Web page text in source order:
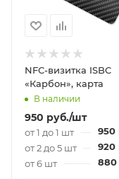
NFC-визитка ISBC
«Карбон», карта
В наличии
950 руб./шт
от 1 до 1 шт 950
от 2 до 5 шт
920
от 6 шт
880